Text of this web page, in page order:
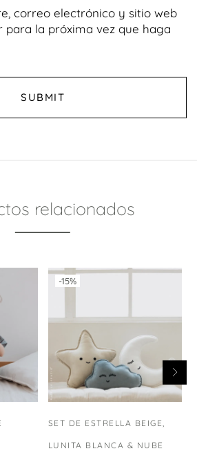
correo electrónico y sitio web
para la próxima vez que haga
relacionados
-15%
SET DE ESTRELLA BEIGE,
LUNITA BLANCA & NUBE